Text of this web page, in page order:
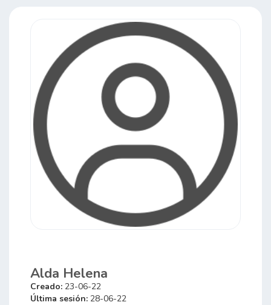
Alda Helena
Creado: 23-06-22
Última sesión: 28-06-22